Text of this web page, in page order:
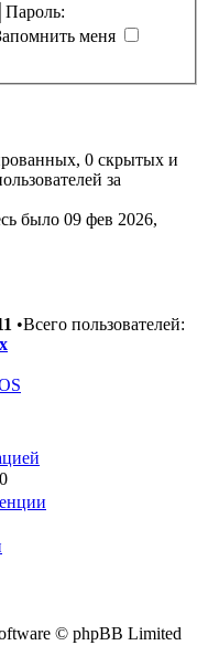
Пароль:
меня
0 скрытых и
за
было 09 фев 2026,
•Всего пользователей:
© phpBB Limited